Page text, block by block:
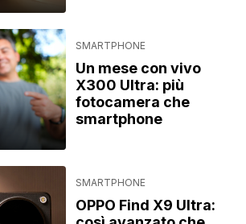
SMARTPHONE
Un mese con vivo
X300 Ultra: più
fotocamera che
smartphone
SMARTPHONE
OPPO Find X9 Ultra: